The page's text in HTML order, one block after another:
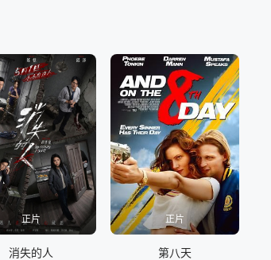
正片
消失的人
正片
第八天